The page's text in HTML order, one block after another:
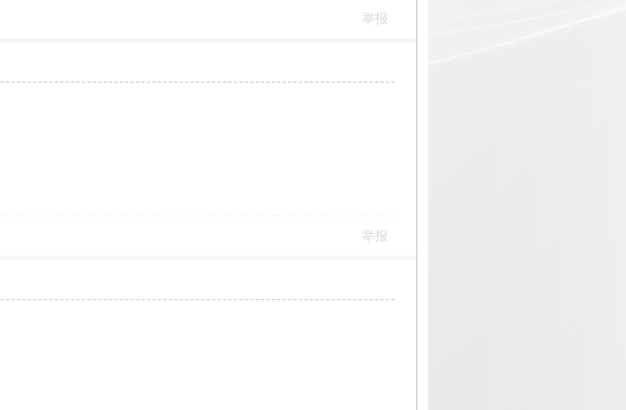
举报
举报